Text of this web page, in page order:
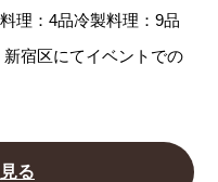
理：4品冷製料理：9品
宿区にてイベントでの
る